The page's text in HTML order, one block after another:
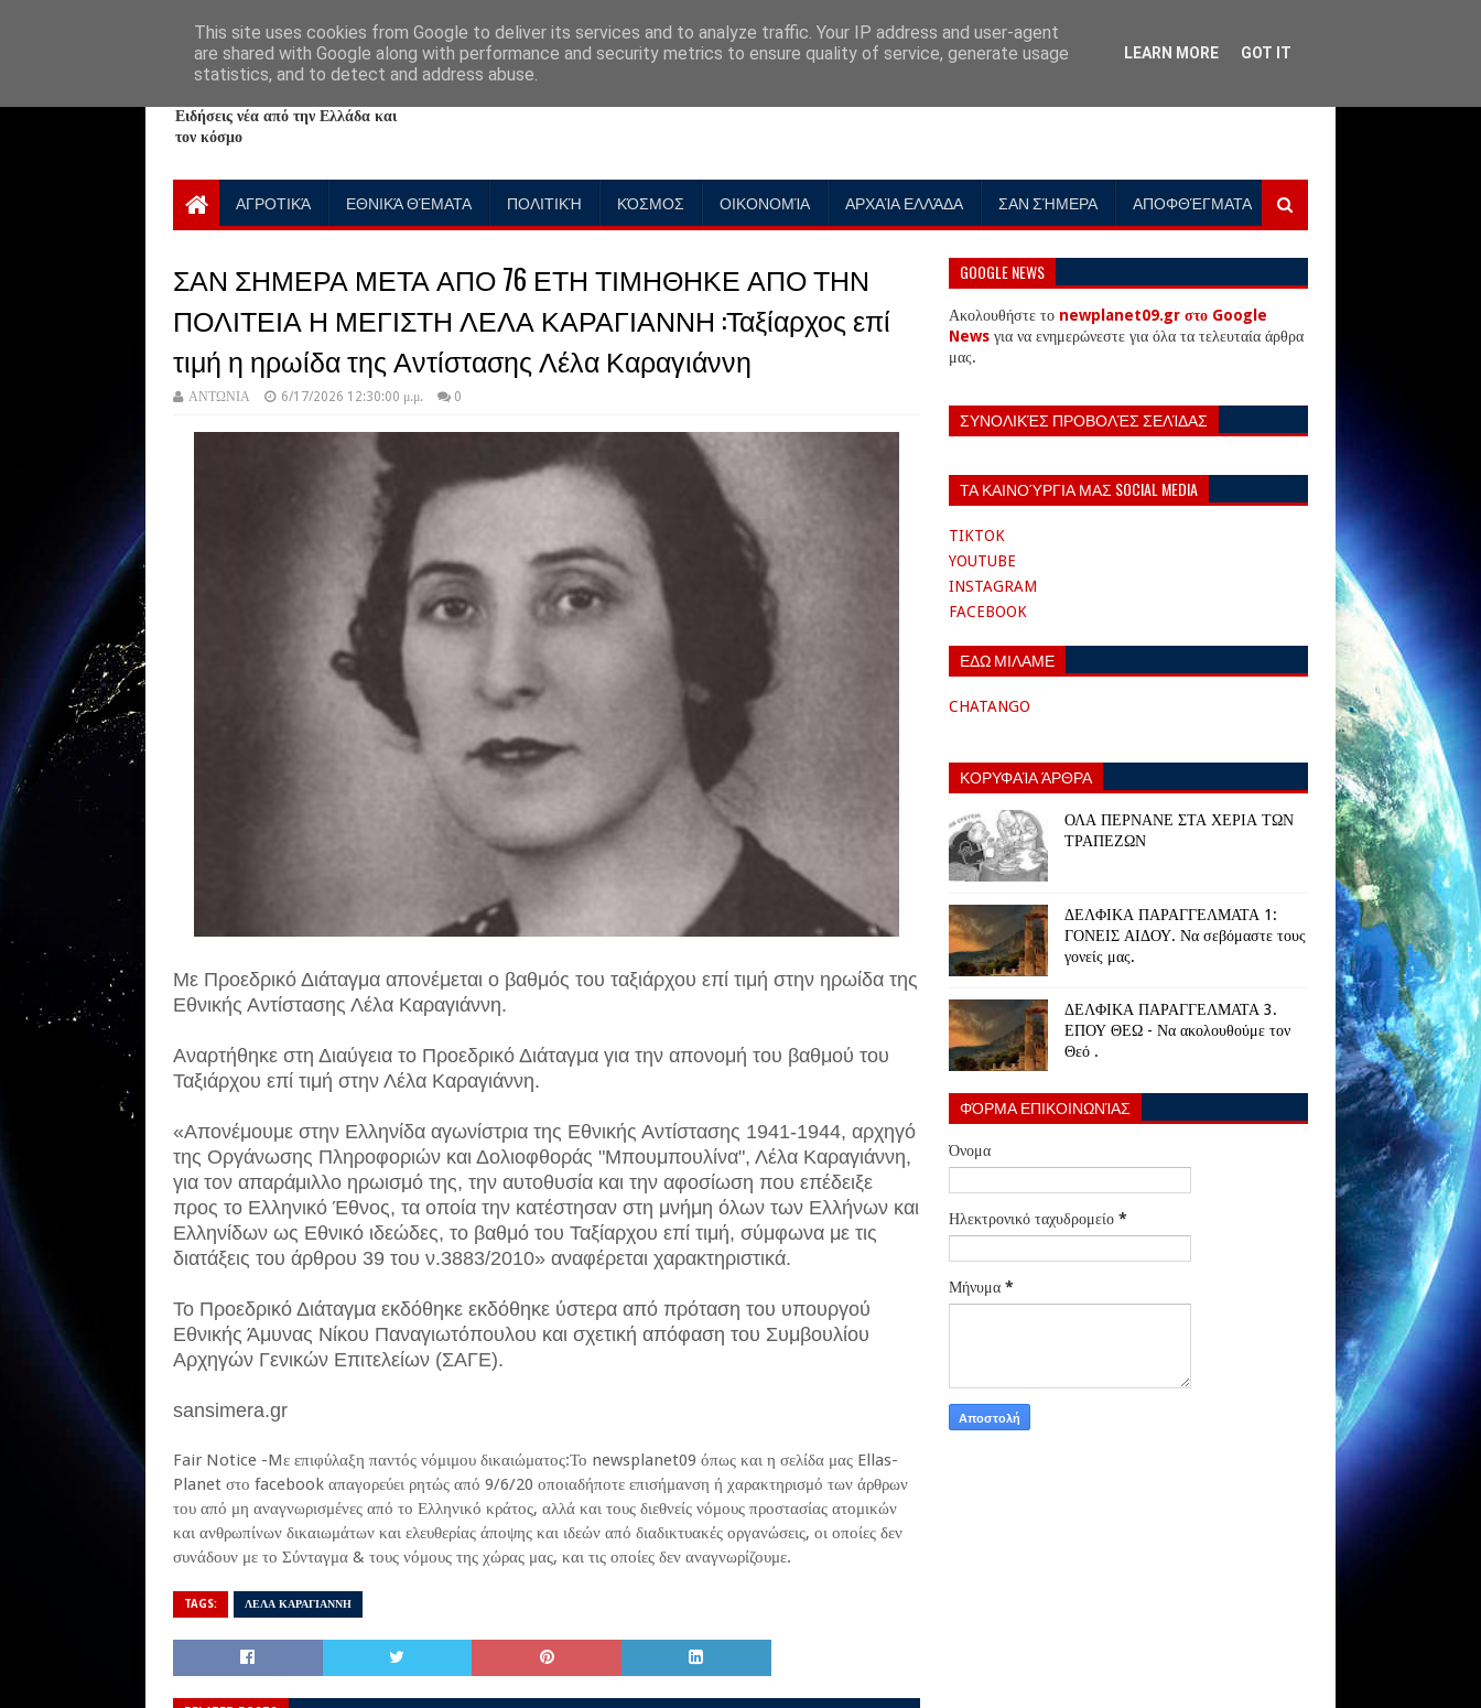
NewPlanet09
Ειδήσεις νέα από την Ελλάδα και
τον κόσμο
ΑΓΡΟΤΙΚΆ ΕΘΝΙΚΆ ΘΈΜΑΤΑ ΠΟΛΙΤΙΚΉ ΚΌΣΜΟΣ ΟΙΚΟΝΟΜΊΑ ΑΡΧΑΊΑ ΕΛΛΆΔΑ ΣΑΝ ΣΉΜΕΡΑ ΑΠΟΦΘΈΓΜΑΤΑ
ΣΑΝ ΣΗΜΕΡΑ ΜΕΤΑ ΑΠΟ 76 ΕΤΗ ΤΙΜΗΘΗΚΕ ΑΠΟ ΤΗΝ
ΠΟΛΙΤΕΙΑ Η ΜΕΓΙΣΤΗ ΛΕΛΑ ΚΑΡΑΓΙΑΝΝΗ :Ταξίαρχος επί
τιμή η ηρωίδα της Αντίστασης Λέλα Καραγιάννη
ΑΝΤΩΝΙΑ 6/17/2026 12:30:00 μ.μ. 0
Με Προεδρικό Διάταγμα απονέμεται ο βαθμός του ταξιάρχου επί τιμή στην ηρωίδα της
Εθνικής Αντίστασης Λέλα Καραγιάννη.
Αναρτήθηκε στη Διαύγεια το Προεδρικό Διάταγμα για την απονομή του βαθμού του
Ταξιάρχου επί τιμή στην Λέλα Καραγιάννη.
«Απονέμουμε στην Ελληνίδα αγωνίστρια της Εθνικής Αντίστασης 1941-1944, αρχηγό
της Οργάνωσης Πληροφοριών και Δολιοφθοράς "Μπουμπουλίνα", Λέλα Καραγιάννη,
για τον απαράμιλλο ηρωισμό της, την αυτοθυσία και την αφοσίωση που επέδειξε
προς το Ελληνικό Έθνος, τα οποία την κατέστησαν στη μνήμη όλων των Ελλήνων και
Ελληνίδων ως Εθνικό ιδεώδες, το βαθμό του Ταξίαρχου επί τιμή, σύμφωνα με τις
διατάξεις του άρθρου 39 του ν.3883/2010» αναφέρεται χαρακτηριστικά.
Το Προεδρικό Διάταγμα εκδόθηκε εκδόθηκε ύστερα από πρόταση του υπουργού
Εθνικής Άμυνας Νίκου Παναγιωτόπουλου και σχετική απόφαση του Συμβουλίου
Αρχηγών Γενικών Επιτελείων (ΣΑΓΕ).
sansimera.gr
Fair Notice -Mε επιφύλαξη παντός νόμιμου δικαιώματος:Το newsplanet09 όπως και η σελίδα μας Ellas-
Planet στο facebook απαγορεύει ρητώς από 9/6/20 οποιαδήποτε επισήμανση ή χαρακτηρισμό των άρθρων
του από μη αναγνωρισμένες από το Ελληνικό κράτος, αλλά και τους διεθνείς νόμους προστασίας ατομικών
και ανθρωπίνων δικαιωμάτων και ελευθερίας άποψης και ιδεών από διαδικτυακές οργανώσεις, οι οποίες δεν
συνάδουν με το Σύνταγμα & τους νόμους της χώρας μας, και τις οποίες δεν αναγνωρίζουμε.
TAGS: ΛΕΛΑ ΚΑΡΑΓΙΑΝΝΗ
GOOGLE NEWS
Ακολουθήστε το newplanet09.gr στο Google
News για να ενημερώνεστε για όλα τα τελευταία άρθρα
μας.
ΣΥΝΟΛΙΚΈΣ ΠΡΟΒΟΛΈΣ ΣΕΛΊΔΑΣ
ΤΑ ΚΑΙΝΟΎΡΓΙΑ ΜΑΣ SOCIAL MEDIA
TIKTOK
YOUTUBE
INSTAGRAM
FACEBOOK
ΕΔΩ ΜΙΛΑΜΕ
CHATANGO
ΚΟΡΥΦΑΊΑ ΆΡΘΡΑ
ΟΛΑ ΠΕΡΝΑΝΕ ΣΤΑ ΧΕΡΙΑ ΤΩΝ
ΤΡΑΠΕΖΩΝ
ΔΕΛΦΙΚΑ ΠΑΡΑΓΓΕΛΜΑΤΑ 1:
ΓΟΝΕΙΣ ΑΙΔΟΥ. Να σεβόμαστε τους
γονείς μας.
ΔΕΛΦΙΚΑ ΠΑΡΑΓΓΕΛΜΑΤΑ 3.
ΕΠΟΥ ΘΕΩ - Να ακολουθούμε τον
Θεό .
ΦΌΡΜΑ ΕΠΙΚΟΙΝΩΝΊΑΣ
Όνομα
Ηλεκτρονικό ταχυδρομείο *
Μήνυμα *
This site uses cookies from Google to deliver its services and to analyze traffic. Your IP address and user-agent
are shared with Google along with performance and security metrics to ensure quality of service, generate usage
statistics, and to detect and address abuse.
LEARN MORE GOT IT